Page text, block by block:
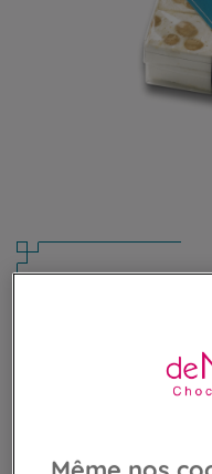
Réglette de